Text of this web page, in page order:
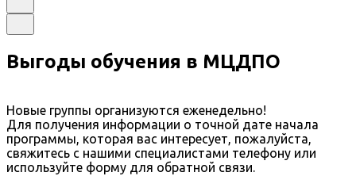
Выгоды обучения в МЦДПО
Новые группы организуются еженедельно!
Для получения информации о точной дате начала
программы, которая вас интересует, пожалуйста,
свяжитесь с нашими специалистами телефону или
используйте форму для обратной связи.